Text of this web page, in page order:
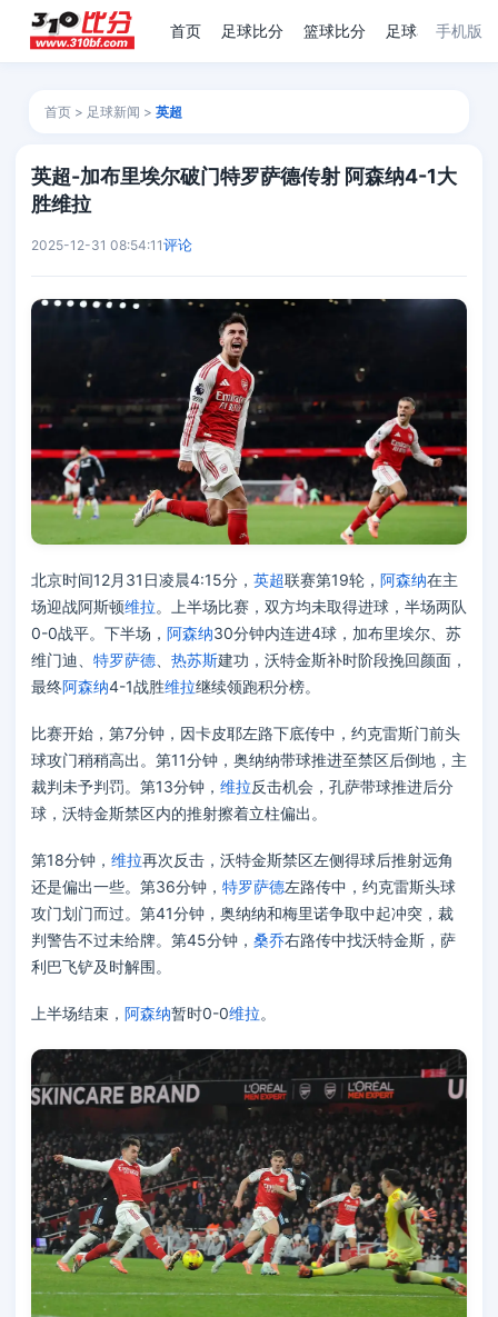
首页 足球比分 篮球比分 足球赛程 足
手机版
首页 > 足球新闻 > 英超
英超-加布里埃尔破门特罗萨德传射 阿森纳4-1大
胜维拉
2025-12-31 08:54:11评论
北京时间12月31日凌晨4:15分， 英超联赛第19轮， 阿森纳在主
场迎战阿斯顿维拉。上半场比赛，双方均未取得进球，半场两队
0-0战平。下半场， 阿森纳30分钟内连进4球，加布里埃尔、苏
维门迪、 特罗萨德、 热苏斯建功，沃特金斯补时阶段挽回颜面，
最终阿森纳4-1战胜维拉继续领跑积分榜。
比赛开始，第7分钟，因卡皮耶左路下底传中，约克雷斯门前头
球攻门稍稍高出。第11分钟，奥纳纳带球推进至禁区后倒地，主
裁判未予判罚。第13分钟， 维拉反击机会，孔萨带球推进后分
球，沃特金斯禁区内的推射擦着立柱偏出。
第18分钟， 维拉再次反击，沃特金斯禁区左侧得球后推射远角
还是偏出一些。第36分钟， 特罗萨德左路传中，约克雷斯头球
攻门划门而过。第41分钟，奥纳纳和梅里诺争取中起冲突，裁
判警告不过未给牌。第45分钟， 桑乔右路传中找沃特金斯，萨
利巴飞铲及时解围。
上半场结束， 阿森纳暂时0-0维拉。